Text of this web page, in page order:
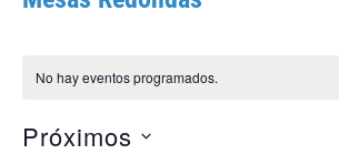
No hay eventos programados.
Próximos